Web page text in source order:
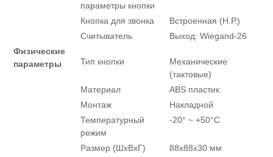
параметры кнопки
Кнопка для звонка
Встроенная (Н.Р.)
Считыватель
Выход: Wiegand-26
Физические
параметры
Тип кнопки
Механические
(тактовые)
Материал
ABS пластик
Монтаж
Накладной
Температурный
режим
-20° ~ +50°С
Размер (ШxВxГ)
88x88x30 мм